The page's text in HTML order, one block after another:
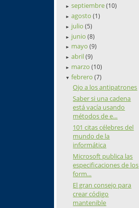
► septiembre(10)
► agosto(1)
► julio(5)
► junio(8)
► mayo(9)
► abril(9)
► marzo(10)
▼ febrero(7)
Ojo a los antipatrones
Saber si una cadena
está vacía usando
métodos de e...
101 citas célebres del
mundo de la
informática
Microsoft publica las
especificaciones de los
form...
El gran consejo para
crear código
mantenible